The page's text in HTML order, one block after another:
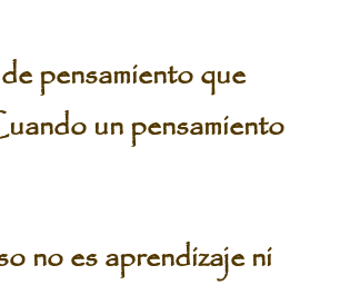
pensamiento que
un pensamiento
no es aprendizaje ni